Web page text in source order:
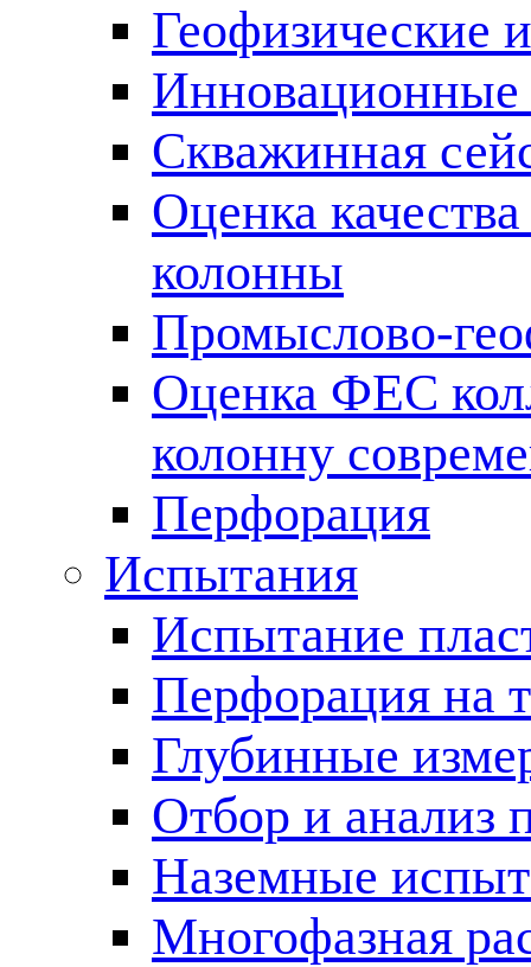
Геофизические
Инновационные
Скважинная
Оценка
колонны
Промыслово-
Оценка ФЕС
колонну
Перфорация
Испытания
Испытание
Перфорация на
Глубинные
Отбор и анализ
Наземные
Многофазная